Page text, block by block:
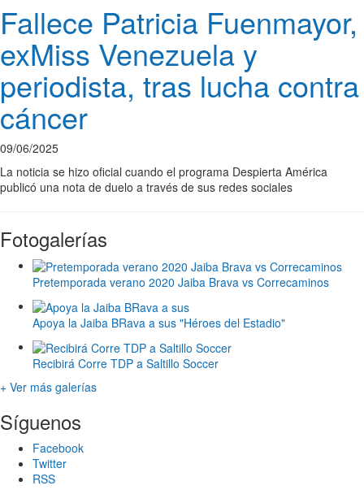
Fallece Patricia Fuenmayor,
exMiss Venezuela y
periodista, tras lucha contra
cáncer
09/06/2025
La noticia se hizo oficial cuando el programa Despierta América
publicó una nota de duelo a través de sus redes sociales
Fotogalerías
Pretemporada verano 2020 Jaiba Brava vs Correcaminos
Apoya la Jaiba BRava a sus "Héroes del Estadio"
Recibirá Corre TDP a Saltillo Soccer
+ Ver más galerías
Síguenos
Facebook
Twitter
RSS